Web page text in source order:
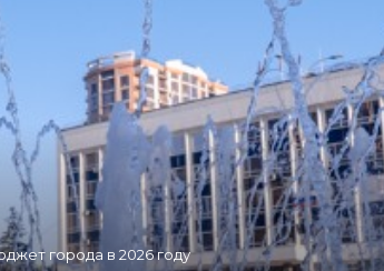
города в 2026 году